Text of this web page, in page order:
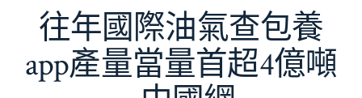
往年國際油氣查包養
app產量當量首超4億噸